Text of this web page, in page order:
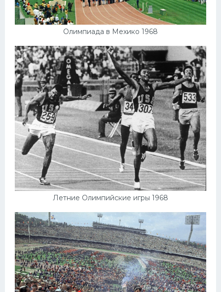
Олимпиада в Мехико 1968
Летние Олимпийские игры 1968
Тренажеры
Интерьер квартиры